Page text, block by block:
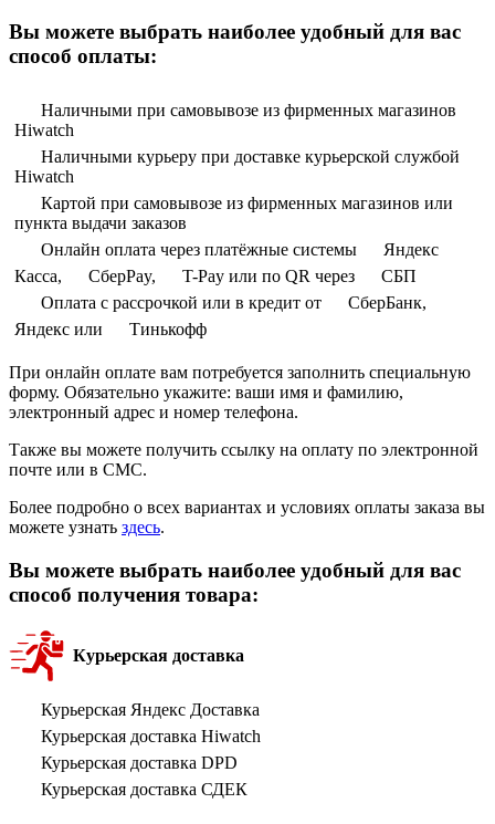
Вы можете выбрать наиболее удобный для вас
способ оплаты:
Наличными при самовывозе из фирменных магазинов
Hiwatch
Наличными курьеру при доставке курьерской службой
Hiwatch
Картой при самовывозе из фирменных магазинов или
пункта выдачи заказов
Онлайн оплата через платёжные системы
Яндекс
Касса,
СберPay, T-Pay или по QR через
СБП
Оплата с рассрочкой или в кредит от
СберБанк,
Яндекс или
Тинькофф
При онлайн оплате вам потребуется заполнить специальную
форму. Обязательно укажите: ваши имя и фамилию,
электронный адрес и номер телефона.
Также вы можете получить ссылку на оплату по электронной
почте или в СМС.
Более подробно о всех вариантах и условиях оплаты заказа вы
можете узнать здесь.
Вы можете выбрать наиболее удобный для вас
способ получения товара:
Курьерская доставка
Курьерская Яндекс Доставка
Курьерская доставка Hiwatch
Курьерская доставка DPD
Курьерская доставка СДЕК